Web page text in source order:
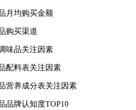
月均购买金额
购买渠道
味品关注因素
配料表关注因素
营养成分表关注因素
品牌认知度TOP10